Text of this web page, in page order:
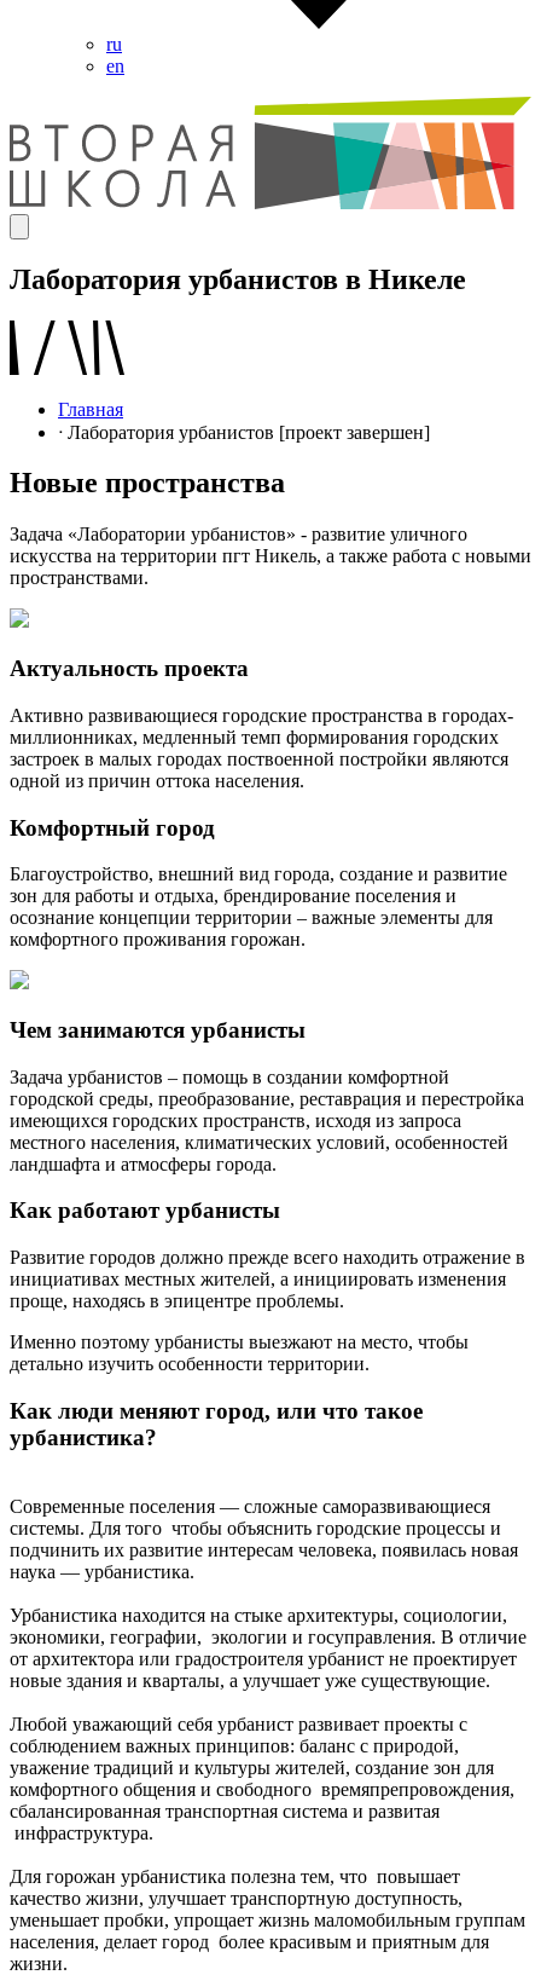
ru
en
Лаборатория урбанистов в Никеле
Главная
ᐧ Лаборатория урбанистов [проект завершен]
Новые пространства
Задача «Лаборатории урбанистов» - развитие уличного
искусства на территории пгт Никель, а также работа с новыми
пространствами.
Актуальность проекта
Активно развивающиеся городские пространства в городах-
миллионниках, медленный темп формирования городских
застроек в малых городах поствоенной постройки являются
одной из причин оттока населения.
Комфортный город
Благоустройство, внешний вид города, создание и развитие
зон для работы и отдыха, брендирование поселения и
осознание концепции территории – важные элементы для
комфортного проживания горожан.
Чем занимаются урбанисты
Задача урбанистов – помощь в создании комфортной
городской среды, преобразование, реставрация и перестройка
имеющихся городских пространств, исходя из запроса
местного населения, климатических условий, особенностей
ландшафта и атмосферы города.
Как работают урбанисты
Развитие городов должно прежде всего находить отражение в
инициативах местных жителей, а инициировать изменения
проще, находясь в эпицентре проблемы.
Именно поэтому урбанисты выезжают на место, чтобы
детально изучить особенности территории.
Как люди меняют город, или что такое
урбанистика?
Современные поселения — сложные саморазвивающиеся
системы. Для того чтобы объяснить городские процессы и
подчинить их развитие интересам человека, появилась новая
наука — урбанистика.
Урбанистика находится на стыке архитектуры, социологии,
экономики, географии, экологии и госуправления. В отличие
от архитектора или градостроителя урбанист не проектирует
новые здания и кварталы, а улучшает уже существующие.
Любой уважающий себя урбанист развивает проекты с
соблюдением важных принципов: баланс с природой,
уважение традиций и культуры жителей, создание зон для
комфортного общения и свободного времяпрепровождения,
сбалансированная транспортная система и развитая
инфраструктура.
Для горожан урбанистика полезна тем, что повышает
качество жизни, улучшает транспортную доступность,
уменьшает пробки, упрощает жизнь маломобильным группам
населения, делает город более красивым и приятным для
жизни.